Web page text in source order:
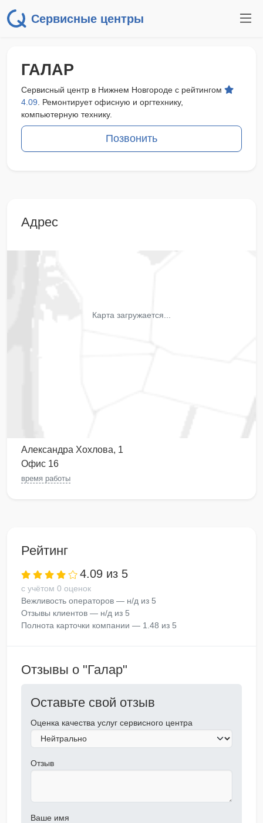
Сервисные центры
ГАЛАР
Сервисный центр в Нижнем Новгороде с рейтингом
4.09 . Ремонтирует офисную и оргтехнику,
компьютерную технику.
Позвонить
Адрес
Карта загружается...
Александра Хохлова, 1
Офис 16
время работы
Рейтинг
4.09 из 5
с учётом 0 оценок
Вежливость операторов — н/д из 5
Отзывы клиентов — н/д из 5
Полнота карточки компании — 1.48 из 5
Отзывы о "Галар"
Оставьте свой отзыв
Оценка качества услуг сервисного центра
Отзыв
Ваше имя